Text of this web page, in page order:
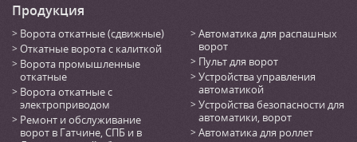
Продукция
Ворота откатные (сдвижные)
Откатные ворота с калиткой
Ворота промышленные
откатные
Ворота откатные с
электроприводом
Ремонт и обслуживание
ворот в Гатчине, СПБ и в
Автоматика для распашных
ворот
Пульт для ворот
Устройства управления
автоматикой
Устройства безопасности для
автоматики, ворот
Автоматика для роллет